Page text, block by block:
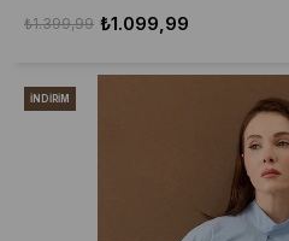
₺1.099,99
₺1.399,99
İNDIRIM